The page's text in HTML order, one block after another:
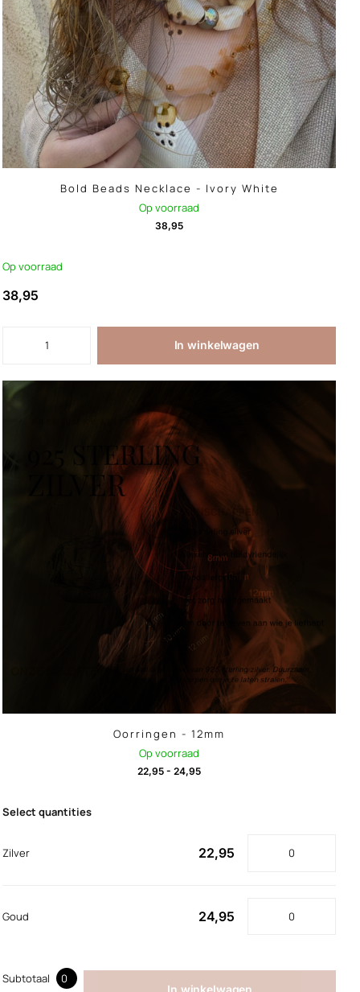
Bold Beads Necklace - Ivory White
Op voorraad
38,95
Op voorraad
38,95
In winkelwagen
Oorringen - 12mm
Op voorraad
22,95 -24,95
Select quantities
Zilver 22,95
Goud 24,95
Subtotaal 0
In winkelwagen